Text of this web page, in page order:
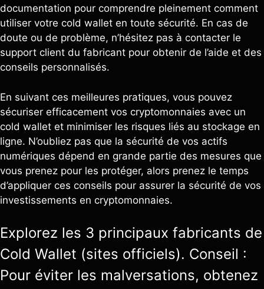
documentation pour comprendre pleinement comment
utiliser votre cold wallet en toute sécurité. En cas de
doute ou de problème, n’hésitez pas à contacter le
support client du fabricant pour obtenir de l’aide et des
conseils personnalisés.
En suivant ces meilleures pratiques, vous pouvez
sécuriser efficacement vos cryptomonnaies avec un
cold wallet et minimiser les risques liés au stockage en
ligne. N’oubliez pas que la sécurité de vos actifs
numériques dépend en grande partie des mesures que
vous prenez pour les protéger, alors prenez le temps
d’appliquer ces conseils pour assurer la sécurité de vos
investissements en cryptomonnaies.
Explorez les 3 principaux fabricants de
Cold Wallet (sites officiels). Conseil :
Pour éviter les malversations, obtenez